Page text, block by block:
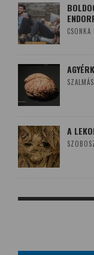
CSONKA
A